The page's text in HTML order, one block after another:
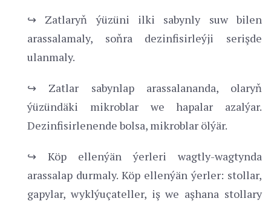
↪ Zatlaryň ýüzüni ilki sabynly suw bilen
arassalamaly, soňra dezinfisirleýji serişde
ulanmaly.
↪ Zatlar sabynlap arassalananda, olaryň
ýüzündäki mikroblar we hapalar azalýar.
Dezinfisirlenende bolsa, mikroblar ölýär.
↪ Köp ellenýän ýerleri wagtly-wagtynda
arassalap durmaly. Köp ellenýän ýerler: stollar,
gapylar, wyklýuçateller, iş we aşhana stollary